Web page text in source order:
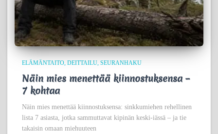
ELÄMÄNTAITO DEITTAILU SEURANHAKU
Näin mies menettää kiinnostuksensa –
7 kohtaa
Näin mies menettää kiinnostuksensa: sinkkumiehen rehellinen
lista 7 asiasta, jotka sammuttavat kipinän keski-iässä – ja tie
takaisin omaan miehuuteen